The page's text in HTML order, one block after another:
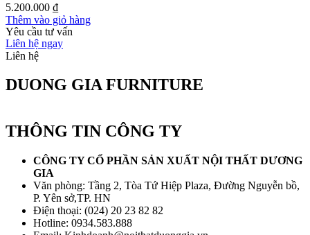
5.200.000 ₫
Thêm vào giỏ hàng
Yêu cầu tư vấn
Liên hệ ngay
Liên hệ
DUONG GIA FURNITURE
THÔNG TIN CÔNG TY
CÔNG TY CỔ PHẦN SẢN XUẤT NỘI THẤT DƯƠNG
GIA
Văn phòng: Tầng 2, Tòa Tứ Hiệp Plaza, Đường Nguyễn bồ,
P. Yên sở,TP. HN
Điện thoại: (024) 20 23 82 82
Hotline: 0934.583.888